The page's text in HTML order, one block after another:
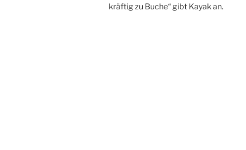
kräftig zu Buche“ gibt Kayak an.